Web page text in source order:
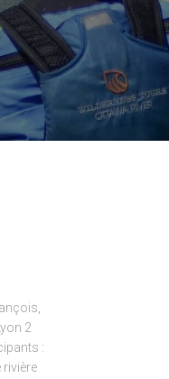
2
:
rivière